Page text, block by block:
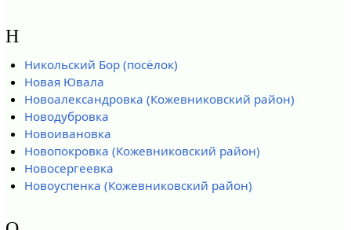
Н
Никольский Бор (посёлок)
Новая Ювала
Новоалександровка (Кожевниковский район)
Новодубровка
Новоивановка
Новопокровка (Кожевниковский район)
Новосергеевка
Новоуспенка (Кожевниковский район)